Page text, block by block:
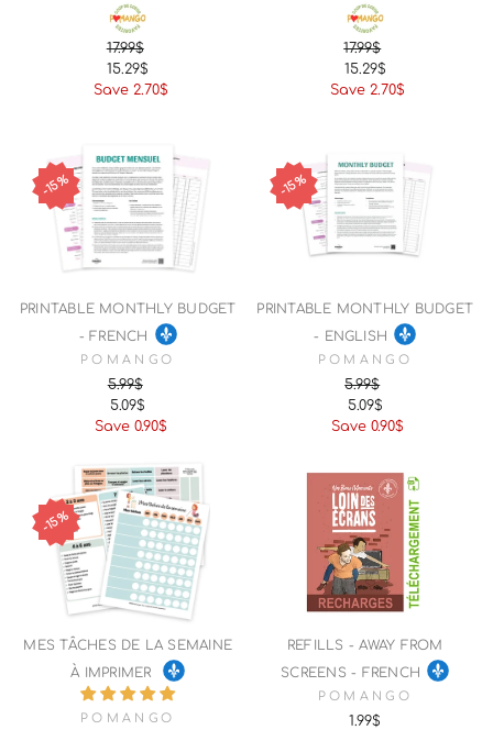
Regular
price
17.99$
Sale
price
15.29$
Save 2.70$
Regular
price
17.99$
Sale
price
15.29$
Save 2.70$
15%
PRINTABLE MONTHLY BUDGET
- FRENCH
POMANGO
Regular
price
5.99$
Sale
price
5.09$
Save 0.90$
15%
PRINTABLE MONTHLY BUDGET
- ENGLISH
POMANGO
Regular
price
5.99$
Sale
price
5.09$
Save 0.90$
15%
MES TÂCHES DE LA SEMAINE
À IMPRIMER
POMANGO
REFILLS - AWAY FROM
SCREENS - FRENCH
POMANGO
1.99$